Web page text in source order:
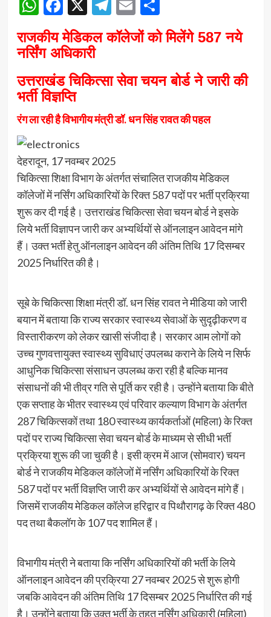
WhatsApp
Facebook
X Telegram
Email
राजकीय मेडिकल कॉलेजों को मिलेंगे 587 नये
नर्सिंग अधिकारी
उत्तराखंड चिकित्सा सेवा चयन बोर्ड ने जारी की
भर्ती विज्ञप्ति
रंग ला रही है विभागीय मंत्री डॉ. धन सिंह रावत की पहल
देहरादून, 17 नवम्बर 2025
चिकित्सा शिक्षा विभाग के अंतर्गत संचालित राजकीय मेडिकल
कॉलेजों में नर्सिंग अधिकारियों के रिक्त 587 पदों पर भर्ती प्रक्रिया
शुरू कर दी गई है। उत्तराखंड चिकित्सा सेवा चयन बोर्ड ने इसके
लिये भर्ती विज्ञापन जारी कर अभ्यर्थियों से ऑनलाइन आवेदन मांगे
हैं। उक्त भर्ती हेतु ऑनलाइन आवेदन की अंतिम तिथि 17 दिसम्बर
2025 निर्धारित की है।
सूबे के चिकित्सा शिक्षा मंत्री डॉ. धन सिंह रावत ने मीडिया को जारी
बयान में बताया कि राज्य सरकार स्वास्थ्य सेवाओं के सुदृढ़ीकरण व
विस्तारीकरण को लेकर खासी संजीदा है। सरकार आम लोगों को
उच्च गुणवत्तायुक्त स्वास्थ्य सुविधाएं उपलब्ध कराने के लिये न सिर्फ
आधुनिक चिकित्सा संसाधन उपलब्ध करा रही है बल्कि मानव
संसाधनों की भी तीव्र गति से पूर्ति कर रही है। उन्होंने बताया कि बीते
एक सप्ताह के भीतर स्वास्थ्य एवं परिवार कल्याण विभाग के अंतर्गत
287 चिकित्सकों तथा 180 स्वास्थ्य कार्यकर्ताओं (महिला) के रिक्त
पदों पर राज्य चिकित्सा सेवा चयन बोर्ड के माध्यम से सीधी भर्ती
प्रक्रिया शुरू की जा चुकी है। इसी क्रम में आज (सोमवार) चयन
बोर्ड ने राजकीय मेडिकल कॉलेजों में नर्सिंग अधिकारियों के रिक्त
587 पदों पर भर्ती विज्ञप्ति जारी कर अभ्यर्थियों से आवेदन मांगे हैं।
जिसमें राजकीय मेडिकल कॉलेज हरिद्वार व पिथौरागढ़ के रिक्त 480
पद तथा बैकलॉग के 107 पद शामिल हैं।
विभागीय मंत्री ने बताया कि नर्सिंग अधिकारियों की भर्ती के लिये
ऑनलाइन आवेदन की प्रक्रिया 27 नवम्बर 2025 से शुरू होगी
जबकि आवेदन की अंतिम तिथि 17 दिसम्बर 2025 निर्धारित की गई
है। उन्होंने बताया कि उक्त भर्ती के तहत नर्सिंग अधिकारी (महिला)